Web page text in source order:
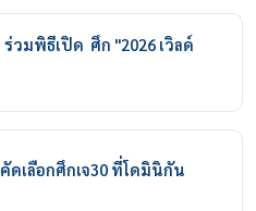
วมพิธีเปิด ศึก "2026 เวิลด์
ดเลือกศึกเจ30 ที่โดมินิกัน